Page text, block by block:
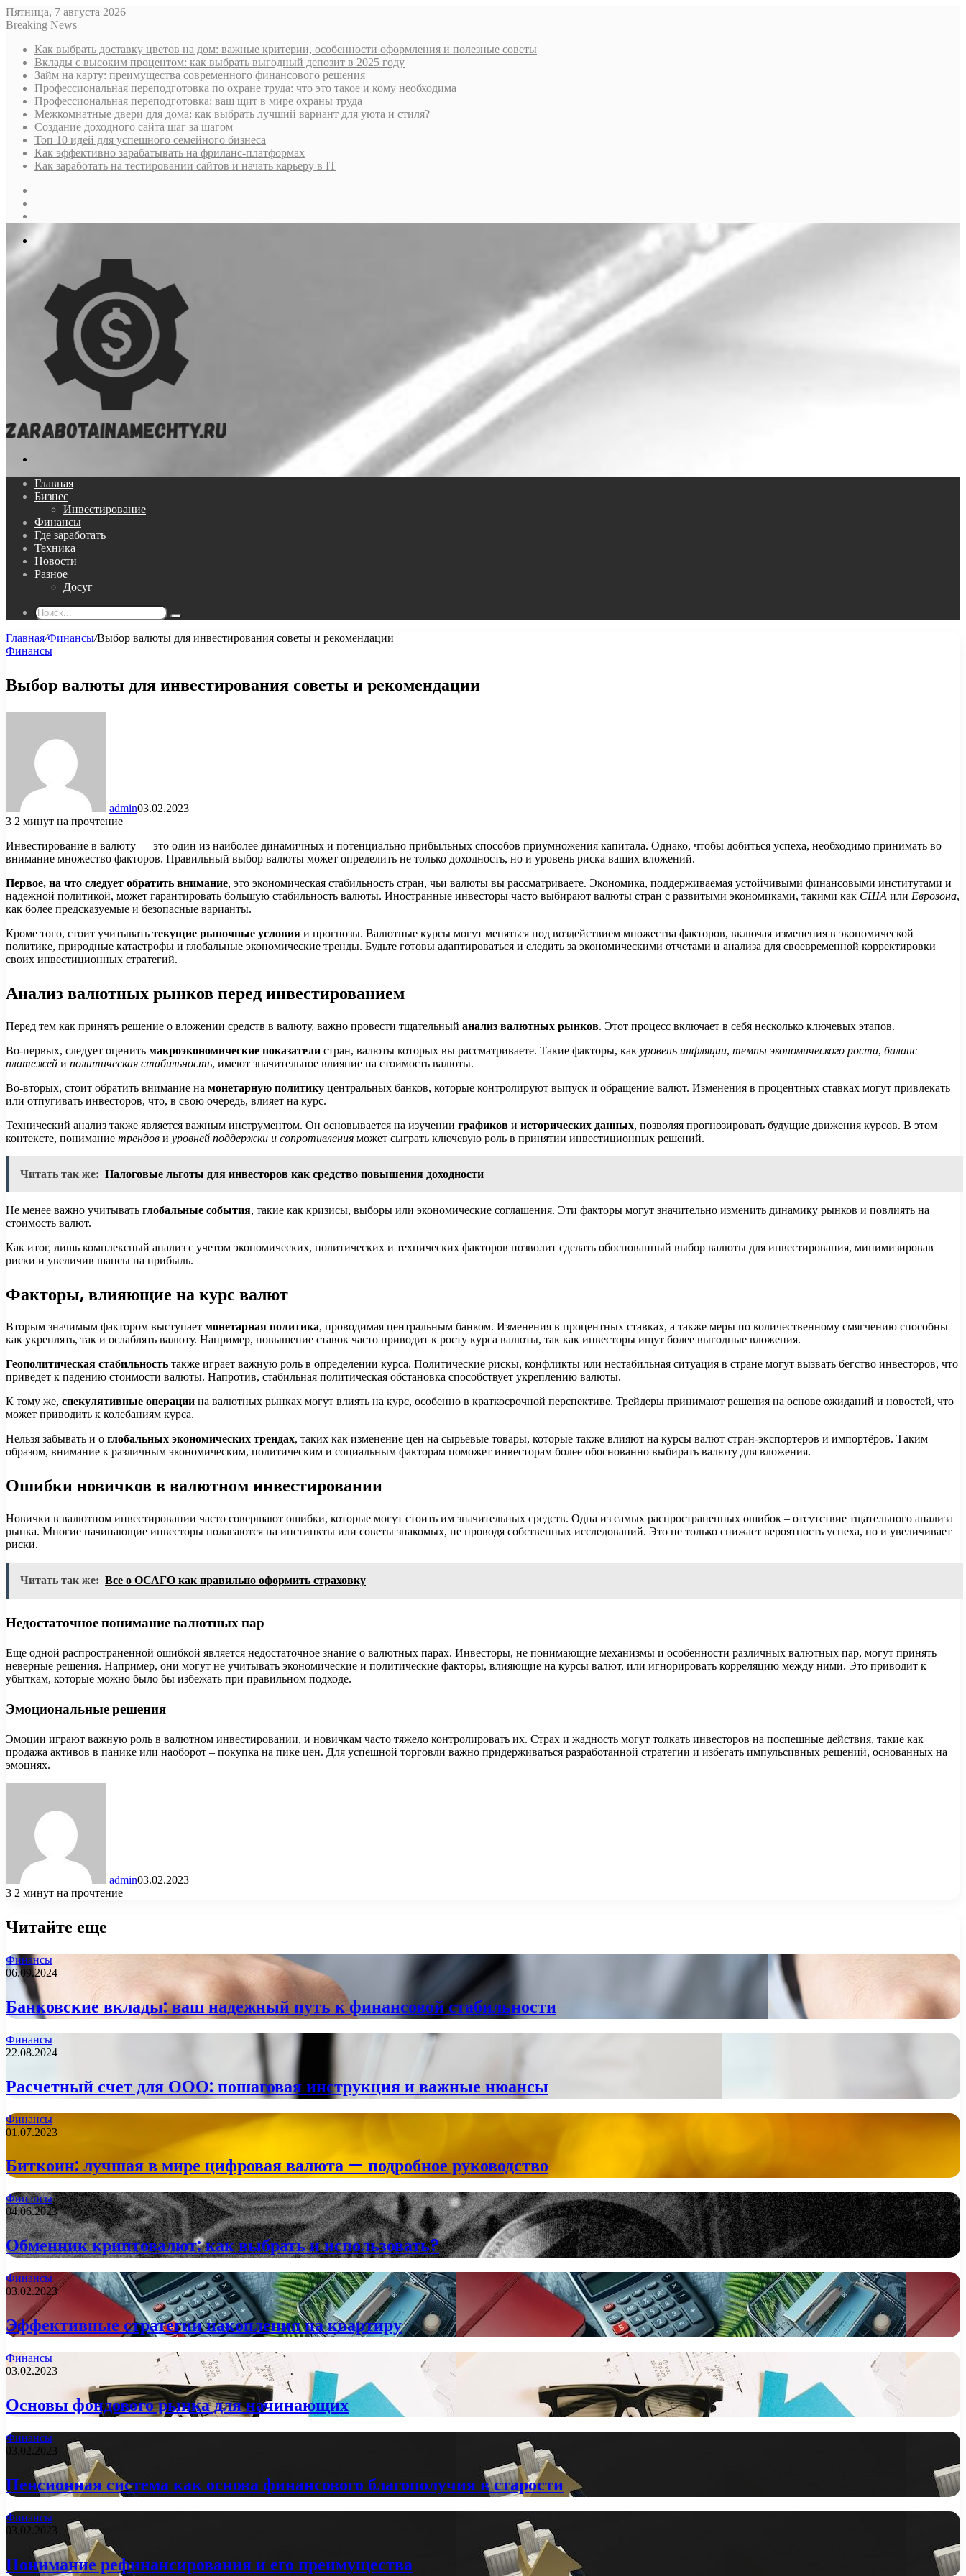
Пятница, 7 августа 2026
Breaking News
Как выбрать доставку цветов на дом: важные критерии, особенности оформления и полезные советы
Вклады с высоким процентом: как выбрать выгодный депозит в 2025 году
Займ на карту: преимущества современного финансового решения
Профессиональная переподготовка по охране труда: что это такое и кому необходима
Профессиональная переподготовка: ваш щит в мире охраны труда
Межкомнатные двери для дома: как выбрать лучший вариант для уюта и стиля?
Создание доходного сайта шаг за шагом
Топ 10 идей для успешного семейного бизнеса
Как эффективно зарабатывать на фриланс-платформах
Как заработать на тестировании сайтов и начать карьеру в IT
Меню
Главная
Бизнес
Инвестирование
Финансы
Где заработать
Техника
Новости
Разное
Досуг
Поиск...
Главная/Финансы/Выбор валюты для инвестирования советы и рекомендации
Финансы
Выбор валюты для инвестирования советы и рекомендации
admin03.02.2023
3 2 минут на прочтение
Инвестирование в валюту — это один из наиболее динамичных и потенциально прибыльных способов приумножения капитала. Однако, чтобы добиться успеха, необходимо принимать во
внимание множество факторов. Правильный выбор валюты может определить не только доходность, но и уровень риска ваших вложений.
Первое, на что следует обратить внимание, это экономическая стабильность стран, чьи валюты вы рассматриваете. Экономика, поддерживаемая устойчивыми финансовыми институтами и
надежной политикой, может гарантировать большую стабильность валюты. Иностранные инвесторы часто выбирают валюты стран с развитыми экономиками, такими как США или Еврозона,
как более предсказуемые и безопасные варианты.
Кроме того, стоит учитывать текущие рыночные условия и прогнозы. Валютные курсы могут меняться под воздействием множества факторов, включая изменения в экономической
политике, природные катастрофы и глобальные экономические тренды. Будьте готовы адаптироваться и следить за экономическими отчетами и анализа для своевременной корректировки
своих инвестиционных стратегий.
Анализ валютных рынков перед инвестированием
Перед тем как принять решение о вложении средств в валюту, важно провести тщательный анализ валютных рынков. Этот процесс включает в себя несколько ключевых этапов.
Во-первых, следует оценить макроэкономические показатели стран, валюты которых вы рассматриваете. Такие факторы, как уровень инфляции, темпы экономического роста, баланс
платежей и политическая стабильность, имеют значительное влияние на стоимость валюты.
Во-вторых, стоит обратить внимание на монетарную политику центральных банков, которые контролируют выпуск и обращение валют. Изменения в процентных ставках могут привлекать
или отпугивать инвесторов, что, в свою очередь, влияет на курс.
Технический анализ также является важным инструментом. Он основывается на изучении графиков и исторических данных, позволяя прогнозировать будущие движения курсов. В этом
контексте, понимание трендов и уровней поддержки и сопротивления может сыграть ключевую роль в принятии инвестиционных решений.
Читать так же: Налоговые льготы для инвесторов как средство повышения доходности
Не менее важно учитывать глобальные события, такие как кризисы, выборы или экономические соглашения. Эти факторы могут значительно изменить динамику рынков и повлиять на
стоимость валют.
Как итог, лишь комплексный анализ с учетом экономических, политических и технических факторов позволит сделать обоснованный выбор валюты для инвестирования, минимизировав
риски и увеличив шансы на прибыль.
Факторы, влияющие на курс валют
Вторым значимым фактором выступает монетарная политика, проводимая центральным банком. Изменения в процентных ставках, а также меры по количественному смягчению способны
как укреплять, так и ослаблять валюту. Например, повышение ставок часто приводит к росту курса валюты, так как инвесторы ищут более выгодные вложения.
Геополитическая стабильность также играет важную роль в определении курса. Политические рискы, конфликты или нестабильная ситуация в стране могут вызвать бегство инвесторов, что
приведет к падению стоимости валюты. Напротив, стабильная политическая обстановка способствует укреплению валюты.
К тому же, спекулятивные операции на валютных рынках могут влиять на курс, особенно в краткосрочной перспективе. Трейдеры принимают решения на основе ожиданий и новостей, что
может приводить к колебаниям курса.
Нельзя забывать и о глобальных экономических трендах, таких как изменение цен на сырьевые товары, которые также влияют на курсы валют стран-экспортеров и импортёров. Таким
образом, внимание к различным экономическим, политическим и социальным факторам поможет инвесторам более обоснованно выбирать валюту для вложения.
Ошибки новичков в валютном инвестировании
Новички в валютном инвестировании часто совершают ошибки, которые могут стоить им значительных средств. Одна из самых распространенных ошибок – отсутствие тщательного анализа
рынка. Многие начинающие инвесторы полагаются на инстинкты или советы знакомых, не проводя собственных исследований. Это не только снижает вероятность успеха, но и увеличивает
риски.
Читать так же: Все о ОСАГО как правильно оформить страховку
Недостаточное понимание валютных пар
Еще одной распространенной ошибкой является недостаточное знание о валютных парах. Инвесторы, не понимающие механизмы и особенности различных валютных пар, могут принять
неверные решения. Например, они могут не учитывать экономические и политические факторы, влияющие на курсы валют, или игнорировать корреляцию между ними. Это приводит к
убыткам, которые можно было бы избежать при правильном подходе.
Эмоциональные решения
Эмоции играют важную роль в валютном инвестировании, и новичкам часто тяжело контролировать их. Страх и жадность могут толкать инвесторов на поспешные действия, такие как
продажа активов в панике или наоборот – покупка на пике цен. Для успешной торговли важно придерживаться разработанной стратегии и избегать импульсивных решений, основанных на
эмоциях.
admin03.02.2023
3 2 минут на прочтение
Читайте еще
Финансы
06.09.2024
Банковские вклады: ваш надежный путь к финансовой стабильности
Финансы
22.08.2024
Расчетный счет для ООО: пошаговая инструкция и важные нюансы
Финансы
01.07.2023
Биткоин: лучшая в мире цифровая валюта — подробное руководство
Финансы
04.06.2023
Обменник криптовалют: как выбрать и использовать?
Финансы
03.02.2023
Эффективные стратегии накопления на квартиру
Финансы
03.02.2023
Основы фондового рынка для начинающих
Финансы
03.02.2023
Пенсионная система как основа финансового благополучия в старости
Финансы
03.02.2023
Понимание рефинансирования и его преимущества